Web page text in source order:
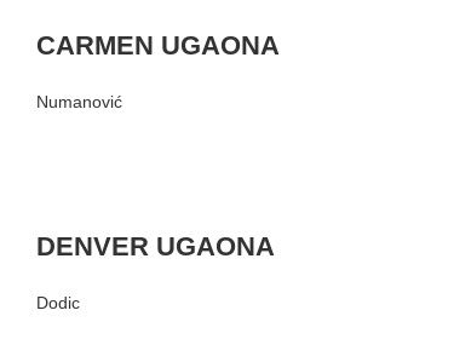
CARMEN UGAONA
Numanović
DENVER UGAONA
Dodic